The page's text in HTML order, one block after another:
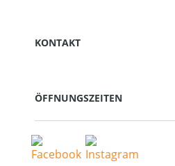
KONTAKT
ÖFFNUNGSZEITEN